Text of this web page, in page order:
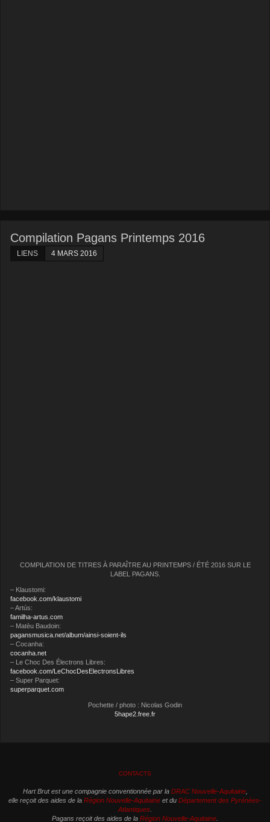
Compilation Pagans Printemps 2016
LIENS 4 MARS 2016
COMPILATION DE TITRES À PARAÎTRE AU PRINTEMPS / ÉTÉ 2016 SUR LE
LABEL PAGANS.
– Klaustomi:
facebook.com/klaustomi
– Artús:
familha-artus.com
– Matèu Baudoin:
pagansmusica.net/album/ainsi-soient-ils
– Cocanha:
cocanha.net
– Le Choc Des Électrons Libres:
facebook.com/LeChocDesElectronsLibres
– Super Parquet:
superparquet.com
Pochette / photo : Nicolas Godin
5hape2.free.fr
CONTACTS
Hart Brut est une compagnie conventionnée par la DRAC Nouvelle-Aquitaine,
elle reçoit des aides de la Région Nouvelle-Aquitaine et du Département des Pyrénées-
Atlantiques
Pagans reçoit des aides de la Région Nouvelle-Aquitaine